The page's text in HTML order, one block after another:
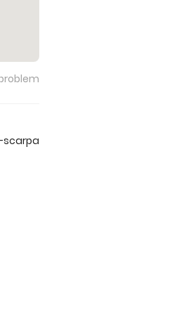
scarpa